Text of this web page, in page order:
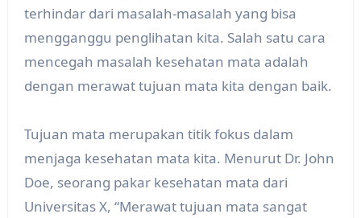
terhindar dari masalah-masalah yang bisa
mengganggu penglihatan kita. Salah satu cara
mencegah masalah kesehatan mata adalah
dengan merawat tujuan mata kita dengan baik.
Tujuan mata merupakan titik fokus dalam
menjaga kesehatan mata kita. Menurut Dr. John
Doe, seorang pakar kesehatan mata dari
Universitas X, “Merawat tujuan mata sangat